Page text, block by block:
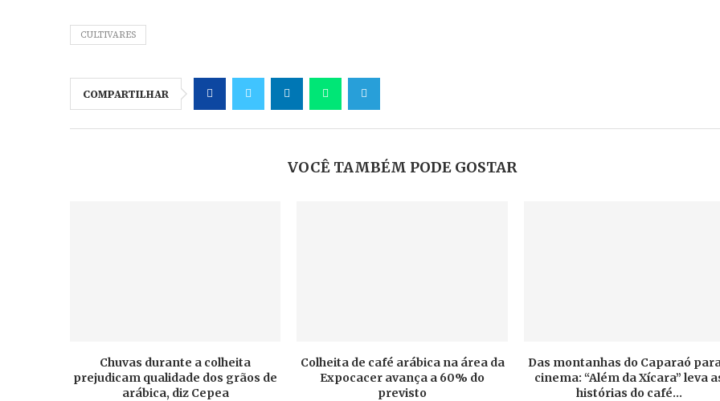
CULTIVARES
COMPARTILHAR
VOCÊ TAMBÉM PODE GOSTAR
Chuvas durante a colheita
prejudicam qualidade dos grãos de
arábica, diz Cepea
Colheita de café arábica na área da
Expocacer avança a 60% do
previsto
Das montanhas do Caparaó
cinema: “Além da Xícara” leva
histórias do café...